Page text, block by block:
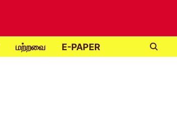
மற்றவை E-PAPER